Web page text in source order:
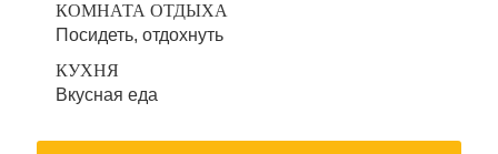
КОМНАТА ОТДЫХА
Посидеть, отдохнуть
КУХНЯ
Вкусная еда